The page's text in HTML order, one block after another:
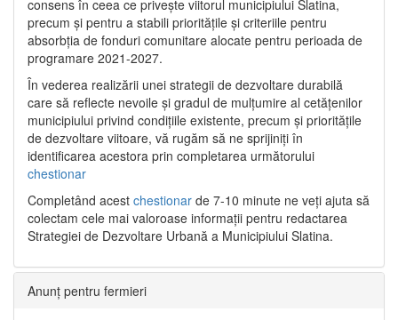
consens în ceea ce privește viitorul municipiului Slatina,
precum și pentru a stabili prioritățile și criteriile pentru
absorbția de fonduri comunitare alocate pentru perioada de
programare 2021-2027.
În vederea realizării unei strategii de dezvoltare durabilă
care să reflecte nevoile și gradul de mulțumire al cetățenilor
municipiului privind condițiile existente, precum și prioritățile
de dezvoltare viitoare, vă rugăm să ne sprijiniți în
identificarea acestora prin completarea următorului
chestionar
Completând acest chestionar de 7-10 minute ne veți ajuta să
colectam cele mai valoroase informații pentru redactarea
Strategiei de Dezvoltare Urbană a Municipiului Slatina.
Anunț pentru fermieri